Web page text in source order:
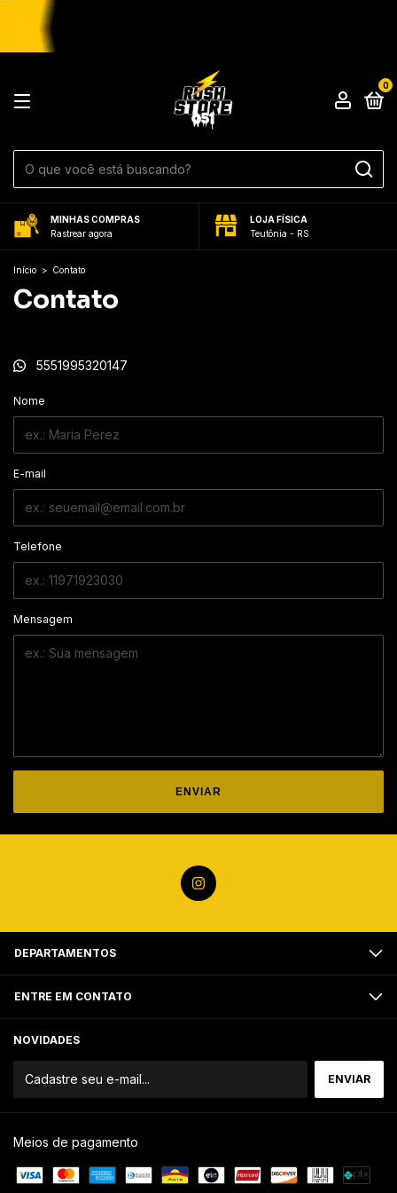
0
MINHAS COMPRAS
Rastrear agora
LOJA FÍSICA
Teutônia - RS
Início > Contato
Contato
5551995320147
Nome
E-mail
Telefone
Mensagem
ENVIAR
DEPARTAMENTOS
ENTRE EM CONTATO
NOVIDADES
Meios de pagamento